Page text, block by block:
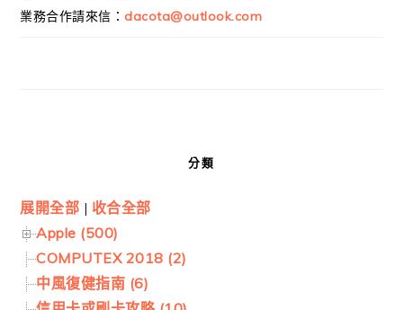
業務合作請來信： dacota@outlook.com
分類
展開全部 | 收合全部
Apple (500)
COMPUTEX 2018 (2)
中風復健指南 (6)